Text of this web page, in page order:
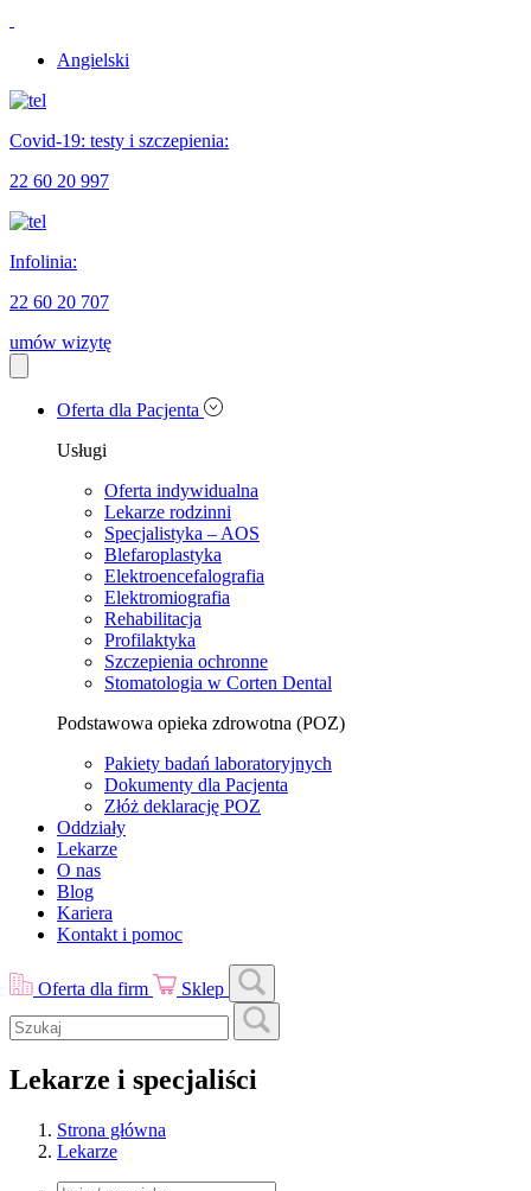
Angielski
Covid-19: testy i szczepienia:
22 60 20 997
Infolinia:
22 60 20 707
umów wizytę
Oferta dla Pacjenta
Usługi
Oferta indywidualna
Lekarze rodzinni
Specjalistyka – AOS
Blefaroplastyka
Elektroencefalografia
Elektromiografia
Rehabilitacja
Profilaktyka
Szczepienia ochronne
Stomatologia w Corten Dental
Podstawowa opieka zdrowotna (POZ)
Pakiety badań laboratoryjnych
Dokumenty dla Pacjenta
Złóż deklarację POZ
Oddziały
Lekarze
O nas
Blog
Kariera
Kontakt i pomoc
Oferta dla firm Sklep
Lekarze i specjaliści
Strona główna
Lekarze